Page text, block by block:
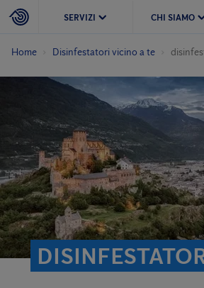
SERVIZI CHI SIAMO
Home Disinfestatori vicino a te